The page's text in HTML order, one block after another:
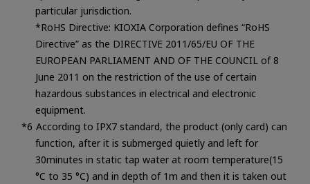
particular jurisdiction.
*RoHS Directive: KIOXIA Corporation defines “RoHS
Directive” as the DIRECTIVE 2011/65/EU OF THE
EUROPEAN PARLIAMENT AND OF THE COUNCIL of 8
June 2011 on the restriction of the use of certain
hazardous substances in electrical and electronic
equipment.
According to IPX7 standard, the product (only card) can
function, after it is submerged quietly and left for
30minutes in static tap water at room temperature(15
°C to 35 °C) and in depth of 1m and then it is taken out